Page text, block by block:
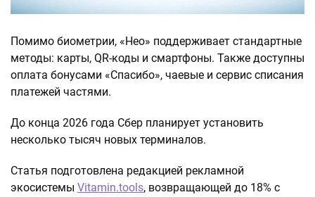
Помимо биометрии, «Нео» поддерживает стандартные
методы: карты, QR-коды и смартфоны. Также доступны
оплата бонусами «Спасибо», чаевые и сервис списания
платежей частями.
До конца 2026 года Сбер планирует установить
несколько тысяч новых терминалов.
Статья подготовлена редакцией рекламной
экосистемы Vitamin.tools, возвращающей до 18% с